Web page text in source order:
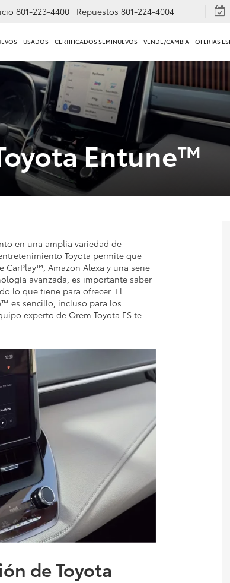
801-223-4400 Repuestos 801-224-4004
USADOS CERTIFICADOS SEMINUEVOS VENDE/CAMBIA OFERTAS
Entune™
en una amplia variedad de
Toyota permite que
Amazon Alexa y una serie
avanzada, es importante saber
lo que tiene para ofrecer. El
es sencillo, incluso para los
experto de Orem Toyota ES te
de Toyota